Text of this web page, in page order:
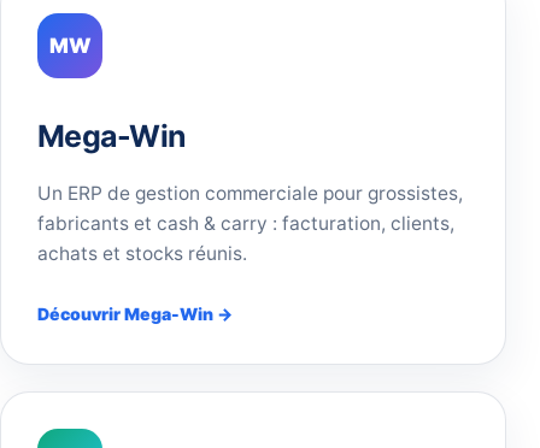
MW
Mega-Win
Un ERP de gestion commerciale pour grossistes,
fabricants et cash & carry : facturation, clients,
achats et stocks réunis.
Découvrir Mega-Win →